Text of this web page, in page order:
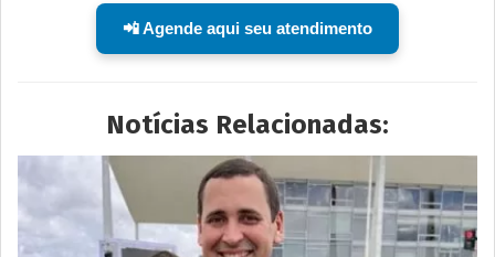
📲 Agende aqui seu atendimento
Notícias Relacionadas: